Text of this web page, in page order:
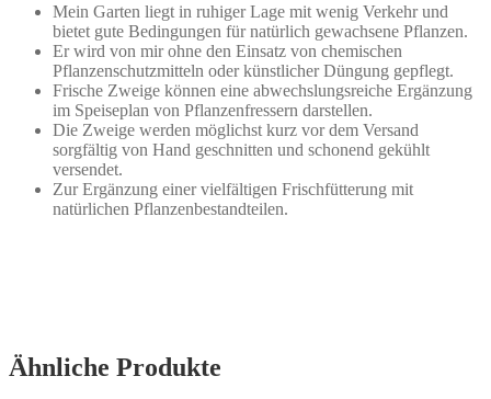
Mein Garten liegt in ruhiger Lage mit wenig Verkehr und
bietet gute Bedingungen für natürlich gewachsene Pflanzen.
Er wird von mir ohne den Einsatz von chemischen
Pflanzenschutzmitteln oder künstlicher Düngung gepflegt.
Frische Zweige können eine abwechslungsreiche Ergänzung
im Speiseplan von Pflanzenfressern darstellen.
Die Zweige werden möglichst kurz vor dem Versand
sorgfältig von Hand geschnitten und schonend gekühlt
versendet.
Zur Ergänzung einer vielfältigen Frischfütterung mit
natürlichen Pflanzenbestandteilen.
Ähnliche Produkte